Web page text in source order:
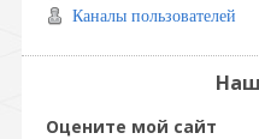
Каналы пользователей
Оцените мой сайт